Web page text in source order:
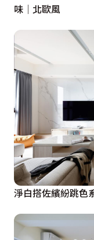
味│北歐風
淨白搭佐繽紛跳色